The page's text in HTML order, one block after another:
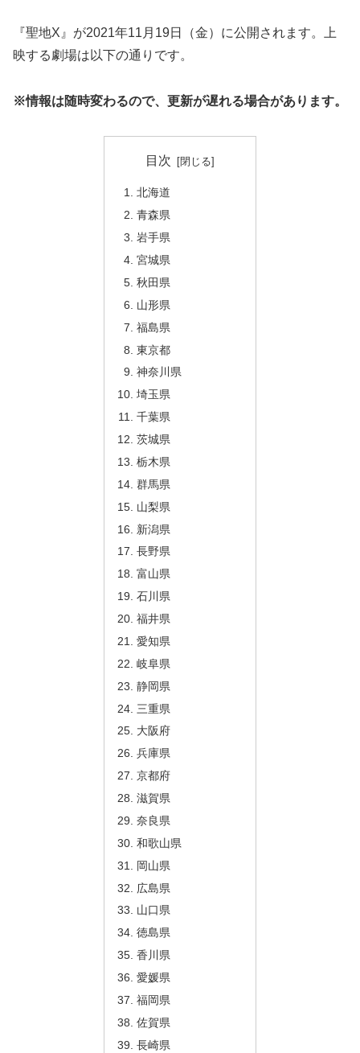
『聖地X』が2021年11月19日（金）に公開されます。上
映する劇場は以下の通りです。
※情報は随時変わるので、更新が遅れる場合があります。
目次
北海道
青森県
岩手県
宮城県
秋田県
山形県
福島県
東京都
神奈川県
埼玉県
千葉県
茨城県
栃木県
群馬県
山梨県
新潟県
長野県
富山県
石川県
福井県
愛知県
岐阜県
静岡県
三重県
大阪府
兵庫県
京都府
滋賀県
奈良県
和歌山県
岡山県
広島県
山口県
徳島県
香川県
愛媛県
福岡県
佐賀県
長崎県